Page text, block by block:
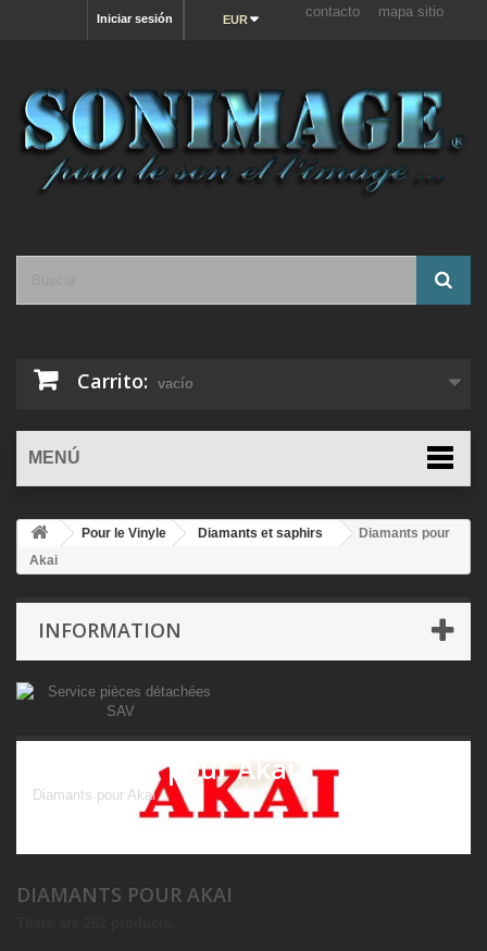
contacto mapa sitio
EUR
Iniciar sesión
Carrito: vacío
MENÚ
Pour le Vinyle Diamants et saphirs
Diamants pour
Akai
INFORMATION
Diamants pour Akai
Diamants pour Akai
DIAMANTS POUR AKAI